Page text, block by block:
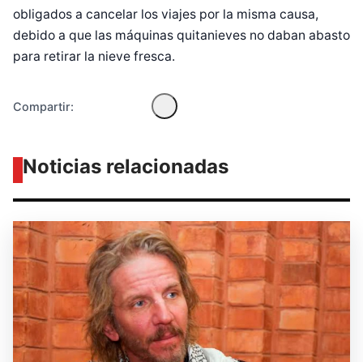
obligados a cancelar los viajes por la misma causa,
debido a que las máquinas quitanieves no daban abasto
para retirar la nieve fresca.
Compartir:
Noticias relacionadas